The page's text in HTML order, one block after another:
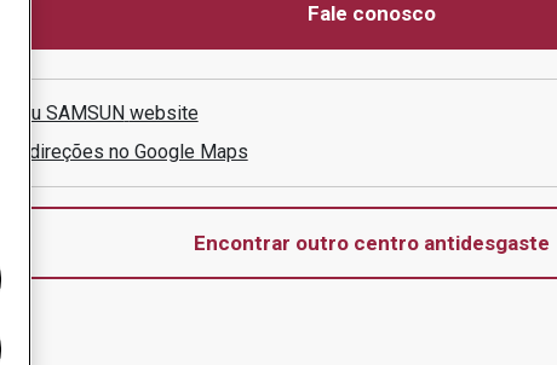
Fale conosco
SAMSUN website
direções no Google Maps
Encontrar outro centro antidesgaste